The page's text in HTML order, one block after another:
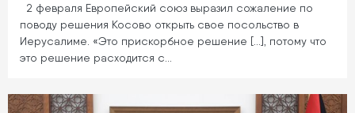
2 февраля Европейский союз выразил сожаление по
поводу решения Косово открыть свое посольство в
Иерусалиме. «Это прискорбное решение […], потому что
это решение расходится с…